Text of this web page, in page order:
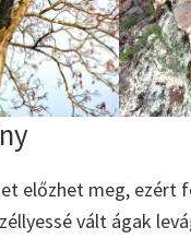
előzhet meg, ezért
vált ágak